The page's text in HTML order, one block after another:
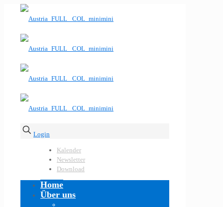
Login
Kalender
Newsletter
Download
Home
Über uns